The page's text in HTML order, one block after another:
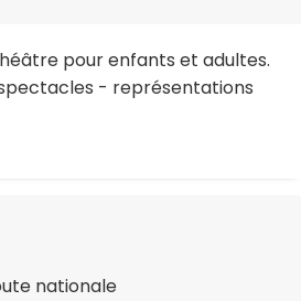
pour enfants et adultes.
- représentations
nationale